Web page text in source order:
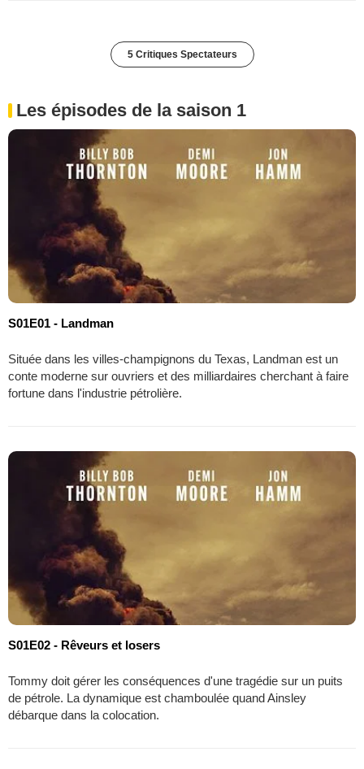
5 Critiques Spectateurs
Les épisodes de la saison 1
S01E01 - Landman
Située dans les villes-champignons du Texas, Landman est un
conte moderne sur ouvriers et des milliardaires cherchant à faire
fortune dans l'industrie pétrolière.
S01E02 - Rêveurs et losers
Tommy doit gérer les conséquences d'une tragédie sur un puits
de pétrole. La dynamique est chamboulée quand Ainsley
débarque dans la colocation.